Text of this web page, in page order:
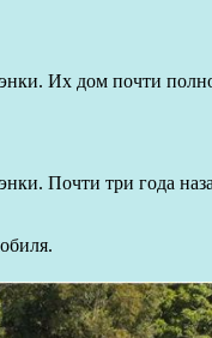
Их дом почти
Почти три года